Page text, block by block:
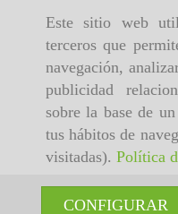
Este sitio web
terceros que
navegación,
publicidad
sobre la base de
tus hábitos de
visitadas). Política
CONFIGURAR
Inicio Aviso Legal